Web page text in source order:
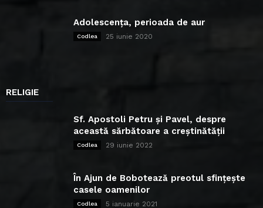
Adolescența, perioada de aur
Codlea 25 iunie 2020
RELIGIE
Sf. Apostoli Petru și Pavel, despre
această sărbătoare a creștinătății
Codlea 29 iunie 2022
În Ajun de Bobotează preotul sfințește
casele oamenilor
Codlea 5 ianuarie 2021